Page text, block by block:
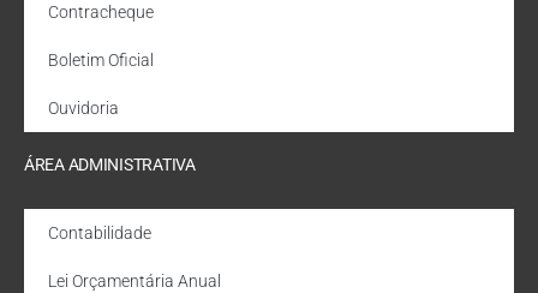
Contracheque
Boletim Oficial
Ouvidoria
ÁREA ADMINISTRATIVA
Contabilidade
Lei Orçamentária Anual